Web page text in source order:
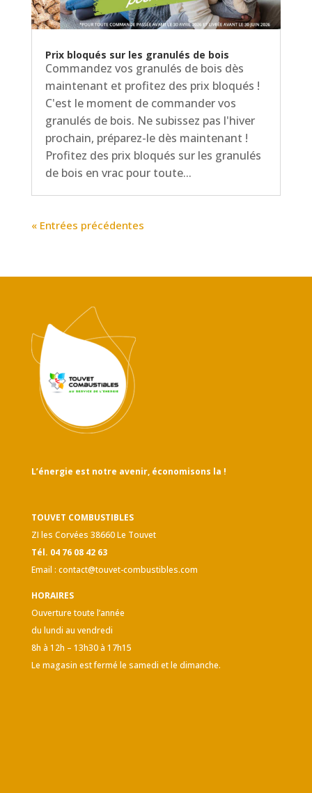
Prix bloqués sur les granulés de bois
Commandez vos granulés de bois dès
maintenant et profitez des prix bloqués !
C'est le moment de commander vos
granulés de bois. Ne subissez pas l'hiver
prochain, préparez-le dès maintenant !
Profitez des prix bloqués sur les granulés
de bois en vrac pour toute...
« Entrées précédentes
L’énergie est notre avenir, économisons la !
TOUVET COMBUSTIBLES
ZI les Corvées 38660 Le Touvet
Tél. 04 76 08 42 63
Email : contact@touvet-combustibles.com
HORAIRES
Ouverture toute l’année
du lundi au vendredi
8h à 12h – 13h30 à 17h15
Le magasin est fermé le samedi et le dimanche.